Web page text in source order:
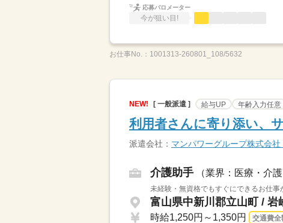
応募バロメーター
今が狙い目!
お仕事No.： 1001313-260801_108/5632
NEW! [ 一般派遣 ] 給与UP 年齢入力任意
利用者さんに寄り添い、
派遣会社： マンパワーグループ株式会
介護助手 （業界：医療・介
未経験・無資格でもすぐにできるお仕
富山県中新川郡立山町 / 岩
時給1,250円～1,350円 交通費全